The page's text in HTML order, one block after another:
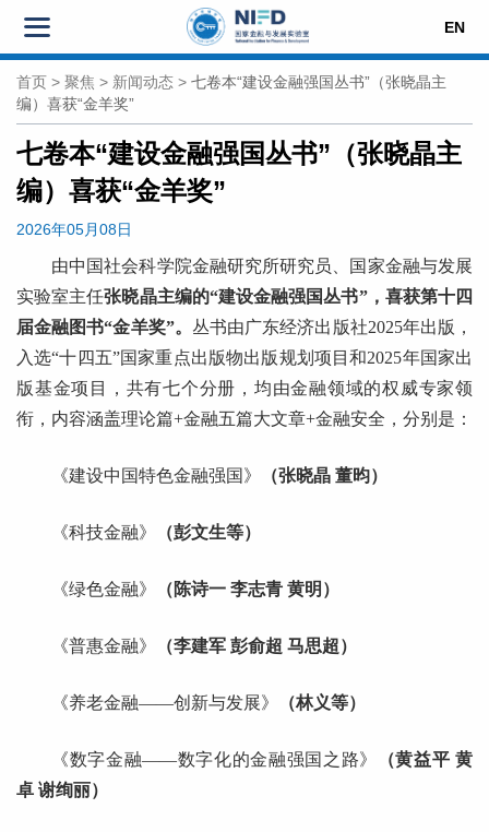
EN
首页 > 聚焦 > 新闻动态 > 七卷本“建设金融强国丛书”（张晓晶主
编）喜获“金羊奖”
七卷本“建设金融强国丛书”（张晓晶主
编）喜获“金羊奖”
2026年05月08日
由中国社会科学院金融研究所研究员、国家金融与发展
实验室主任张晓晶主编的“建设金融强国丛书”，喜获第十四
届金融图书“金羊奖”。 丛书由广东经济出版社2025年出版，
入选“十四五”国家重点出版物出版规划项目和2025年国家出
版基金项目，共有七个分册，均由金融领域的权威专家领
衔，内容涵盖理论篇+金融五篇大文章+金融安全，分别是：
《建设中国特色金融强国》 （张晓晶 董昀）
《科技金融》 （彭文生等）
《绿色金融》 （陈诗一 李志青 黄明）
《普惠金融》 （李建军 彭俞超 马思超）
《养老金融——创新与发展》 （林义等）
《数字金融——数字化的金融强国之路》
（黄益平 黄
卓 谢绚丽）